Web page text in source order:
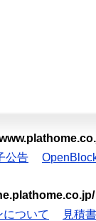
公告
ついて 見積